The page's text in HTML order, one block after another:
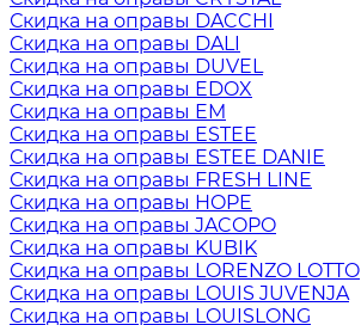
Скидка на оправы DACCHI
Скидка на оправы DALI
Скидка на оправы DUVEL
Скидка на оправы EDOX
Скидка на оправы EM
Скидка на оправы ESTEE
Скидка на оправы ESTEE DANIE
Скидка на оправы FRESH LINE
Скидка на оправы HOPE
Скидка на оправы JACOPO
Скидка на оправы KUBIK
Скидка на оправы LORENZO LOTTO
Скидка на оправы LOUIS JUVENJA
Скидка на оправы LOUISLONG